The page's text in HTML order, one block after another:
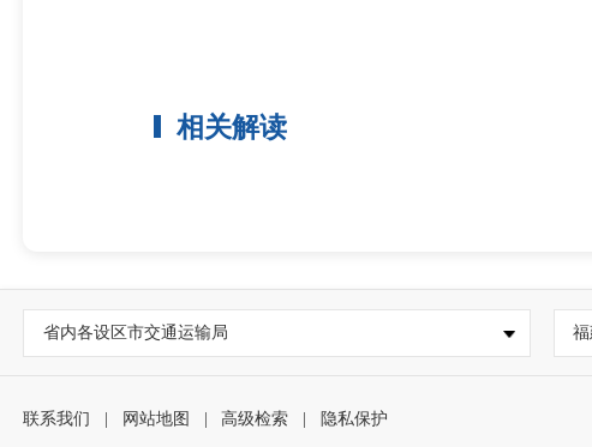
相关解读
省内各设区市交通运输局
联系我们 网站地图 高级检索 隐私保护